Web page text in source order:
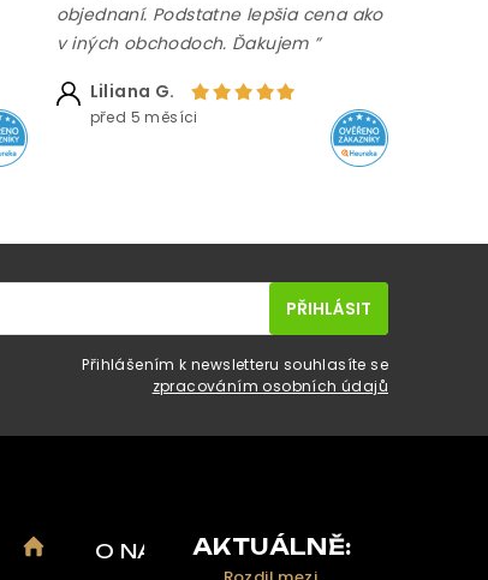
objednaní. Podstatne lepšia cena ako
v iných obchodoch. Ďakujem ”
Liliana G.
před 5 měsíci
Přihlášením k newsletteru souhlasíte se
zpracováním osobních údajů
O NÁS AKTUÁLNĚ: